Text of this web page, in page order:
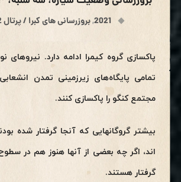
2021
,بروزرسانی های کبرا / پرتال 2012
پاکسازی گروه کیمرا ادامه دارد. نیروهای
تمامی پایگاه‌های زیرزمینی تمدن
مجتمع کنگو را پاکسازی کنند.
بیشتر گروگانهایی که آنجا گرفتار شده
اند، اگر چه بعضی از آنها هنوز هم در
گرفتار هستند.